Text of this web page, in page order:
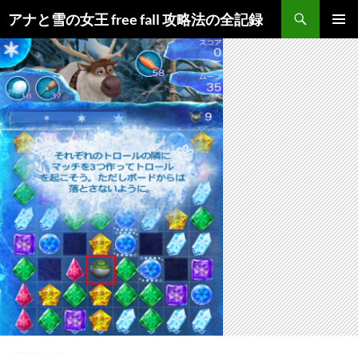
アナと雪の女王 free fall 攻略法の全記録
索
メインメ
ニュー
ン
テ
ン
ツ
へ
ス
キ
ッ
プ